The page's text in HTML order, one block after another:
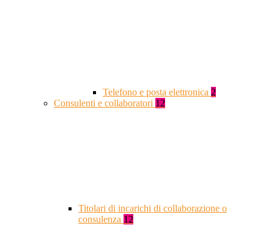
Telefono e posta elettronica 2
Consulenti e collaboratori 12
Titolari di incarichi di collaborazione o
consulenza 12